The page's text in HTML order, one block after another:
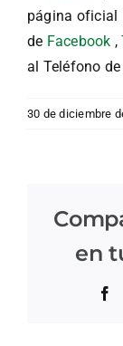
página oficial
de Facebook ,
al Teléfono
30 de diciembre
en